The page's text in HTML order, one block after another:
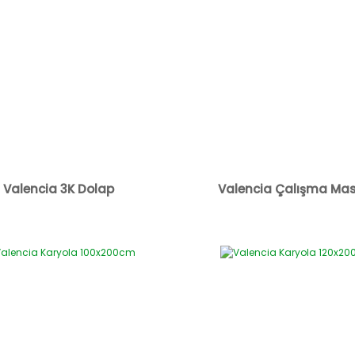
Valencia 3K Dolap Valencia Çalışma